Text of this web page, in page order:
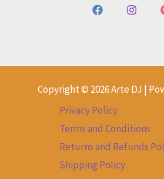
Copyright © 2026 Arte DJ |
Privacy Policy
Terms and Conditions
Returns and Refunds
Shipping Policy